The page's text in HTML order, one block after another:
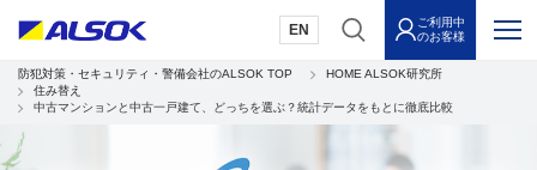
EN
ご利用中
のお客様
防犯対策・セキュリティ・警備会社のALSOK TOP
HOME ALSOK研究所
住み替え
中古マンションと中古一戸建て、どっちを選ぶ？統計データをもとに徹底比較